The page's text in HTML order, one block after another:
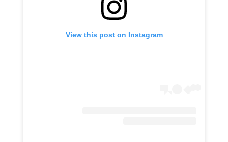
View this post on Instagram